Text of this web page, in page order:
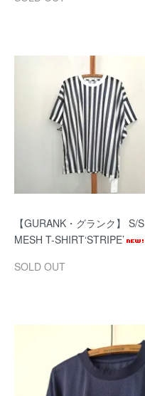
【GURANK・グランク】 S/S
MESH T-SHIRT‘STRIPE’
SOLD OUT